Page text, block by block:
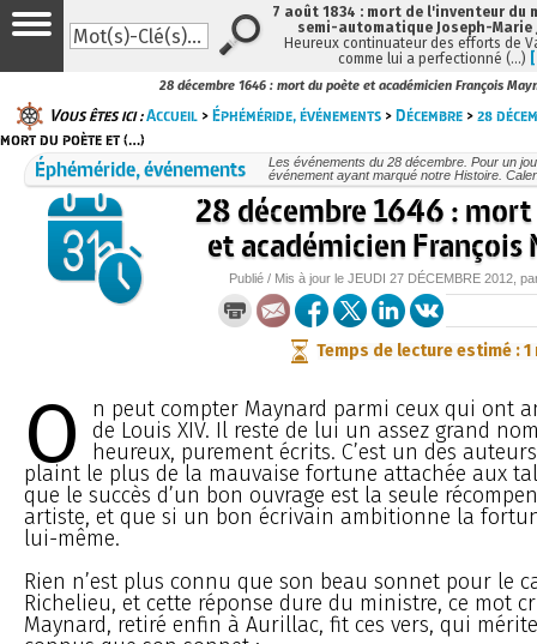
28 décembre 1646 : mort du poète et académicien François
Vous êtes ici :Accueil >Éphéméride, événements >Décembre >28
mort du poète et (…)
Éphéméride, événements
Les événements du 28 décembre. Pour un
événement ayant marqué notre Histoire.
28 décembre 1646 :
et académicien François
Publié / Mis à jour le JEUDI 27 DÉCEMBRE 2012 ,
Temps de lecture estimé : 1
O
n peut compter Maynard parmi ceux qui ont
de Louis XIV. Il reste de lui un assez grand
heureux, purement écrits. C’est un des
plaint le plus de la mauvaise fortune attachée aux
que le succès d’un bon ouvrage est la seule
artiste, et que si un bon écrivain ambitionne la
lui-même.
Rien n’est plus connu que son beau sonnet pour le
Richelieu, et cette réponse dure du ministre, ce mot
Maynard, retiré enfin à Aurillac, fit ces vers, qui
7 août 1834 : mort de l'inventeur du
semi-automatique Joseph-Marie
Heureux continuateur des efforts de
comme lui a perfectionné (…)